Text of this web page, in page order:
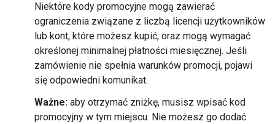
Niektóre kody promocyjne mogą zawierać
ograniczenia związane z liczbą licencji użytkowników
lub kont, które możesz kupić, oraz mogą wymagać
określonej minimalnej płatności miesięcznej. Jeśli
zamówienie nie spełnia warunków promocji, pojawi
się odpowiedni komunikat.
Ważne: aby otrzymać zniżkę, musisz wpisać kod
promocyjny w tym miejscu. Nie możesz go dodać